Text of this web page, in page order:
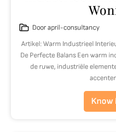
Door april-consultancy
Artikel: Warm Industrieel
De Perfecte Balans Een warm
de ruwe, industriële
Know